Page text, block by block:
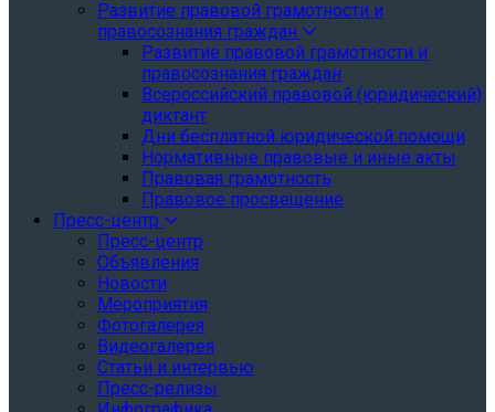
Развитие правовой грамотности и
правосознания граждан
Развитие правовой грамотности и
правосознания граждан
Всероссийский правовой (юридический)
диктант
Дни бесплатной юридической помощи
Нормативные правовые и иные акты
Правовая грамотность
Правовое просвещение
Пресс-центр
Пресс-центр
Объявления
Новости
Мероприятия
Фотогалерея
Видеогалерея
Статьи и интервью
Пресс-релизы